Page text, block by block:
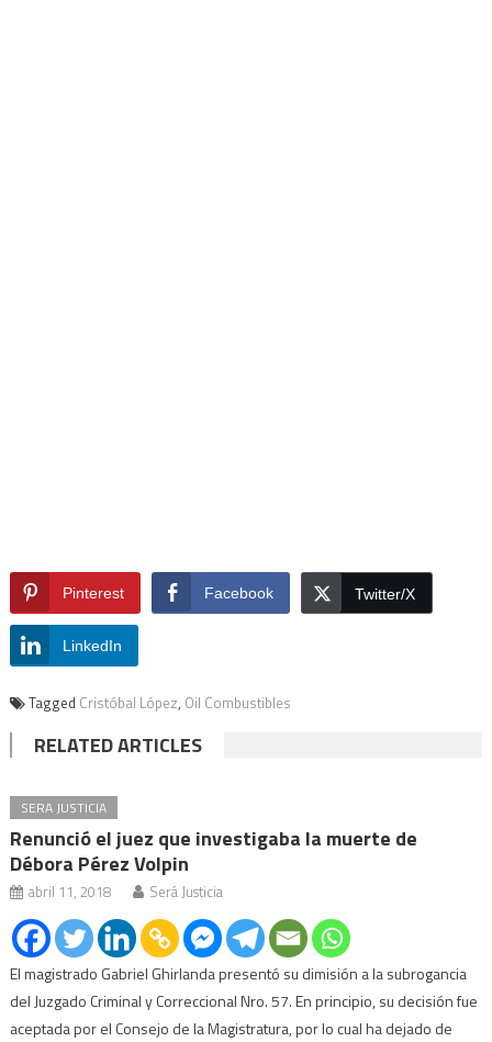
Pinterest Facebook Twitter/X
LinkedIn
Tagged Cristóbal López, Oil Combustibles
RELATED ARTICLES
SERA JUSTICIA
Renunció el juez que investigaba la muerte de
Débora Pérez Volpin
abril 11, 2018 Será Justicia
El magistrado Gabriel Ghirlanda presentó su dimisión a la subrogancia
del Juzgado Criminal y Correccional Nro. 57. En principio, su decisión fue
aceptada por el Consejo de la Magistratura, por lo cual ha dejado de